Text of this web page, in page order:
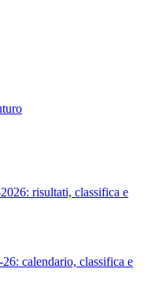
risultati, classifica e
calendario, classifica e